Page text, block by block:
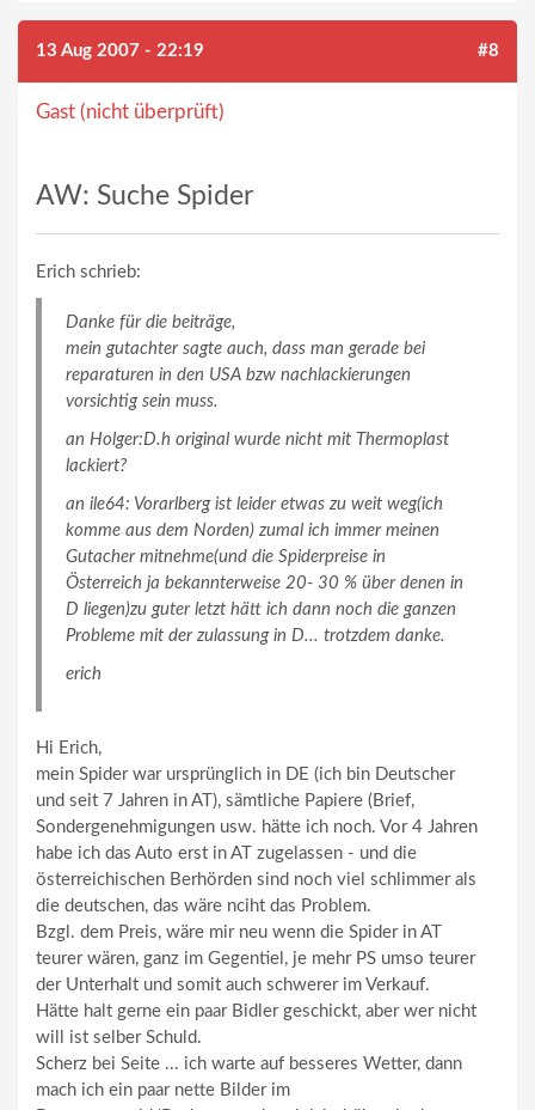
13 Aug 2007 - 22:19 #8
Gast (nicht überprüft)
AW: Suche Spider
Erich schrieb:
Danke für die beiträge,
mein gutachter sagte auch, dass man gerade bei
reparaturen in den USA bzw nachlackierungen
vorsichtig sein muss.
an Holger:D.h original wurde nicht mit Thermoplast
lackiert?
an ile64: Vorarlberg ist leider etwas zu weit weg(ich
komme aus dem Norden) zumal ich immer meinen
Gutacher mitnehme(und die Spiderpreise in
Österreich ja bekannterweise 20- 30 % über denen in
D liegen)zu guter letzt hätt ich dann noch die ganzen
Probleme mit der zulassung in D... trotzdem danke.
erich
Hi Erich,
mein Spider war ursprünglich in DE (ich bin Deutscher
und seit 7 Jahren in AT), sämtliche Papiere (Brief,
Sondergenehmigungen usw. hätte ich noch. Vor 4 Jahren
habe ich das Auto erst in AT zugelassen - und die
österreichischen Berhörden sind noch viel schlimmer als
die deutschen, das wäre nciht das Problem.
Bzgl. dem Preis, wäre mir neu wenn die Spider in AT
teurer wären, ganz im Gegentiel, je mehr PS umso teurer
der Unterhalt und somit auch schwerer im Verkauf.
Hätte halt gerne ein paar Bidler geschickt, aber wer nicht
will ist selber Schuld.
Scherz bei Seite ... ich warte auf besseres Wetter, dann
mach ich ein paar nette Bilder im